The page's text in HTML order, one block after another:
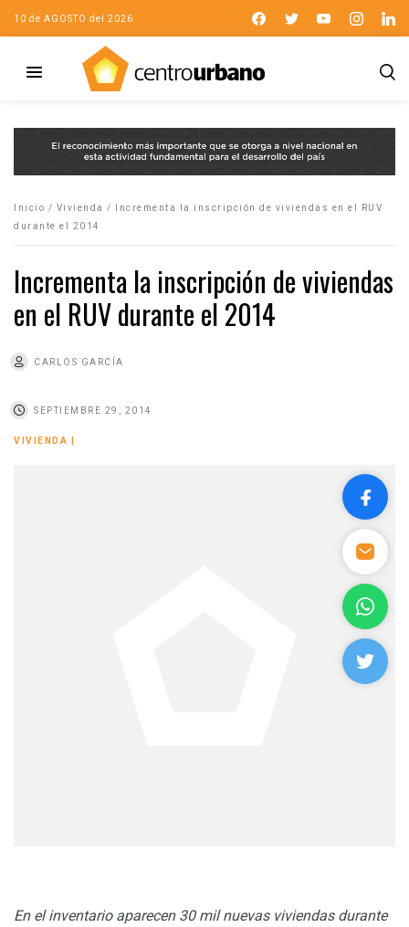
10 de AGOSTO del 2026
Inicio / Vivienda /
Incrementa la inscripción de viviendas en el RUV
durante el 2014
Incrementa la inscripción de viviendas
en el RUV durante el 2014
CARLOS GARCÍA
SEPTIEMBRE 29, 2014
VIVIENDA
En el inventario aparecen 30 mil nuevas viviendas durante